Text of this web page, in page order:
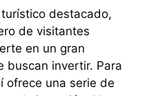
destacado,
de visitantes
en un gran
buscan invertir. Para
ofrece una serie de